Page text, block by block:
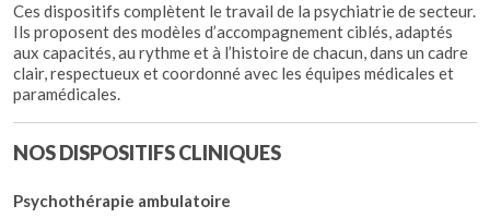
Ces dispositifs complètent le travail de la psychiatrie de secteur.
Ils proposent des modèles d’accompagnement ciblés, adaptés
aux capacités, au rythme et à l’histoire de chacun, dans un cadre
clair, respectueux et coordonné avec les équipes médicales et
paramédicales.
NOS DISPOSITIFS CLINIQUES
Psychothérapie ambulatoire